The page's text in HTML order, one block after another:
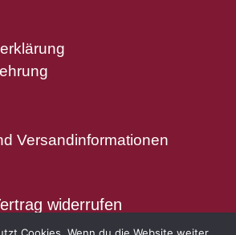
Versandinformationen
widerrufen